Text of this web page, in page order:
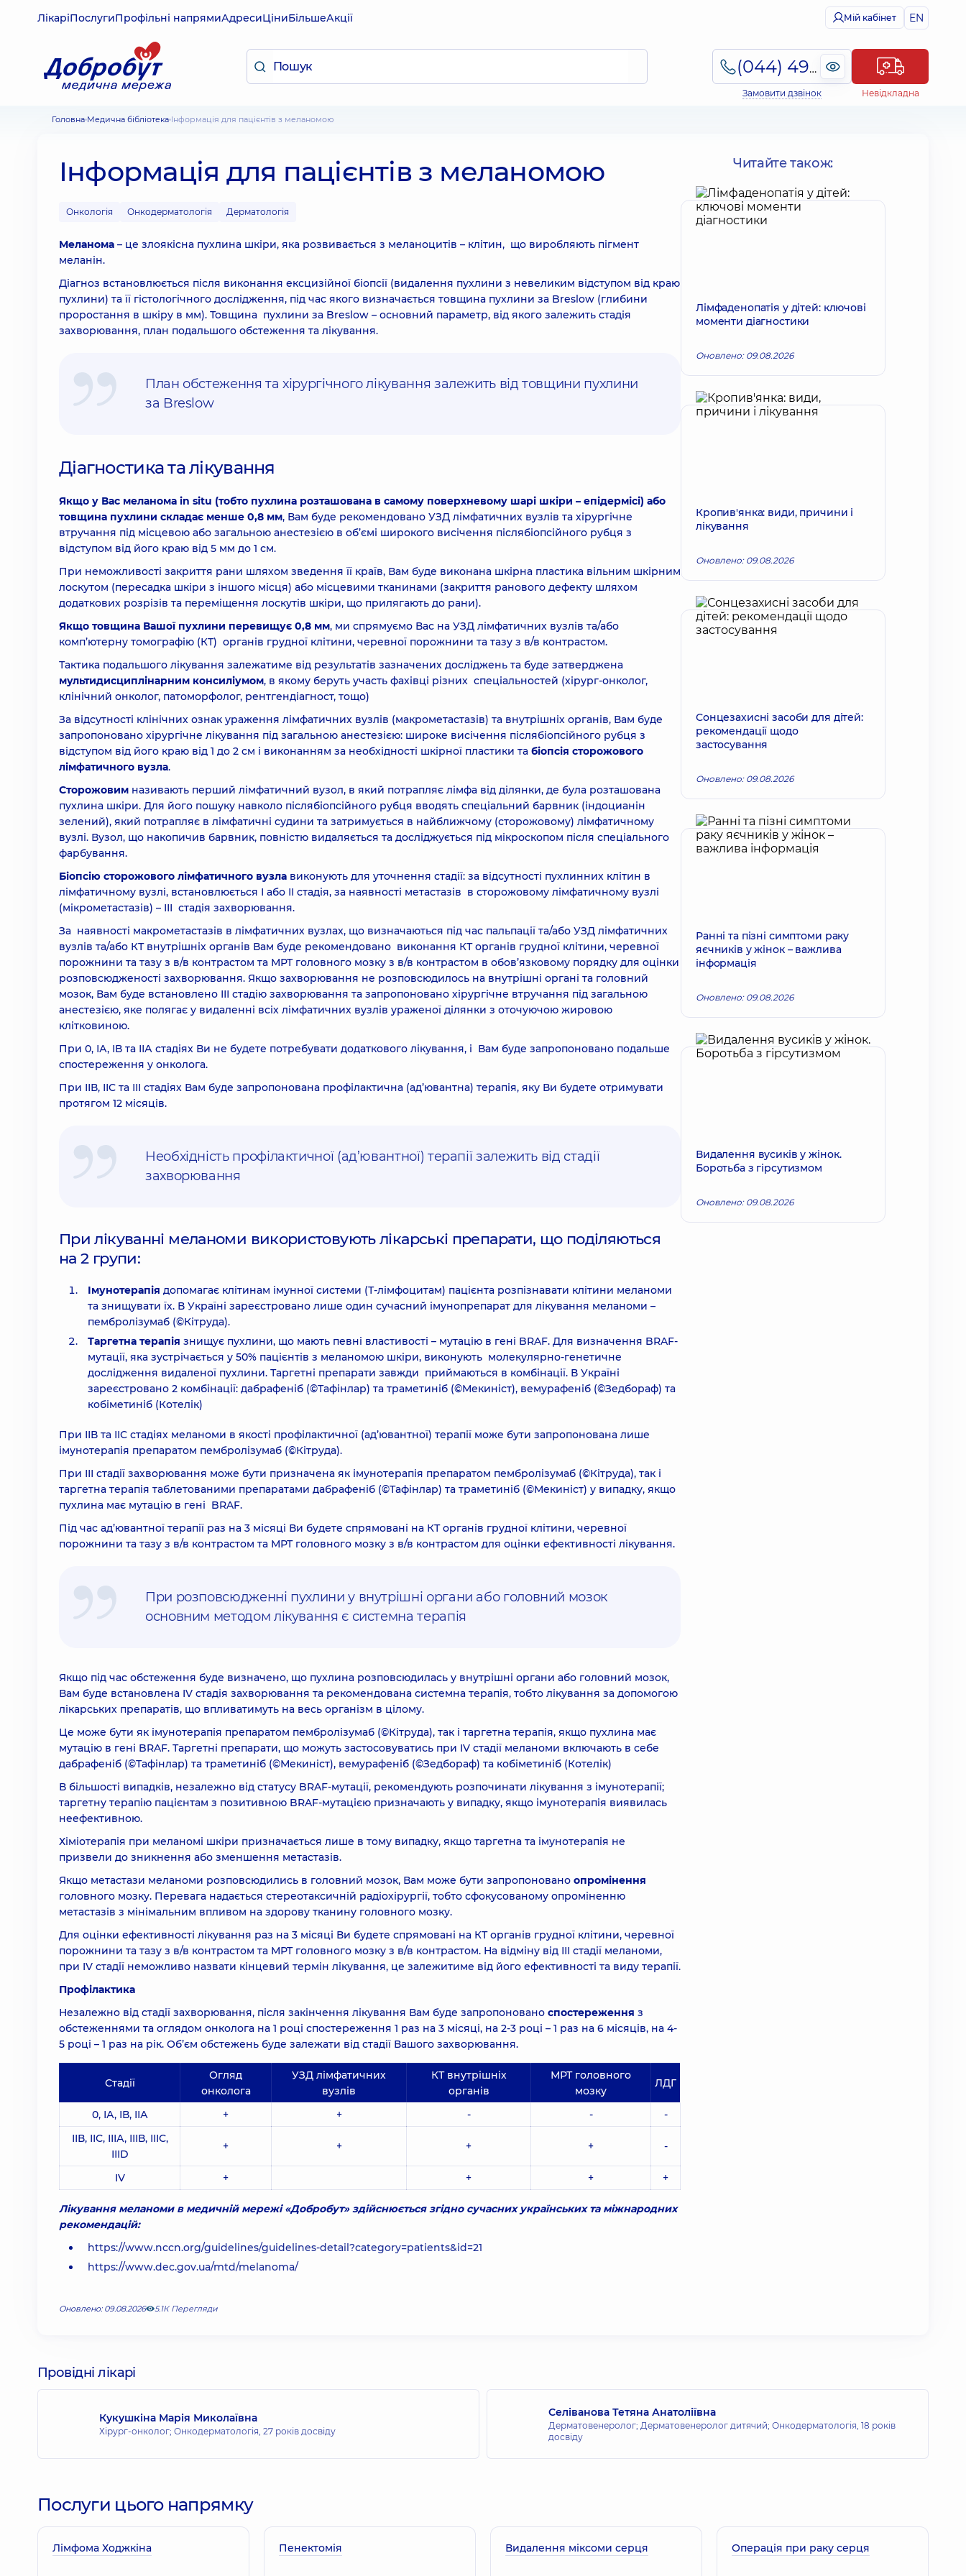
ЛікаріПослугиПрофільні напрямиАдресиЦіниБільшеАкції Мій кабінет EN
(044) 495-2-888
Замовити дзвінок Невідкладна
Головна Медична бібліотека Інформація для пацієнтів з меланомою
Інформація для пацієнтів з меланомою
Онкологія Онкодерматологія Дерматологія
Меланома – це злоякісна пухлина шкіри, яка розвивається з меланоцитів – клітин, що виробляють пігмент
меланін.
Діагноз встановлюється після виконання ексцизійної біопсії (видалення пухлини з невеликим відступом від краю
пухлини) та її гістологічного дослідження, під час якого визначається товщина пухлини за Breslow (глибини
проростання в шкіру в мм). Товщина пухлини за Breslow – основний параметр, від якого залежить стадія
захворювання, план подальшого обстеження та лікування.
План обстеження та хірургічного лікування залежить від товщини пухлини
за Breslow
Діагностика та лікування
Якщо у Вас меланома in situ (тобто пухлина розташована в самому поверхневому шарі шкіри – епідермісі) або
товщина пухлини складає менше 0,8 мм, Вам буде рекомендовано УЗД лімфатичних вузлів та хірургічне
втручання під місцевою або загальною анестезією в об’ємі широкого висічення післябіопсійного рубця з
відступом від його краю від 5 мм до 1 см.
При неможливості закриття рани шляхом зведення її країв, Вам буде виконана шкірна пластика вільним шкірним
лоскутом (пересадка шкіри з іншого місця) або місцевими тканинами (закриття ранового дефекту шляхом
додаткових розрізів та переміщення лоскутів шкіри, що прилягають до рани).
Якщо товщина Вашої пухлини перевищує 0,8 мм, ми спрямуємо Вас на УЗД лімфатичних вузлів та/або
комп’ютерну томографію (КТ) органів грудної клітини, черевної порожнини та тазу з в/в контрастом.
Тактика подальшого лікування залежатиме від результатів зазначених досліджень та буде затверджена
мультидисциплінарним консиліумом, в якому беруть участь фахівці різних спеціальностей (хірург-онколог,
клінічний онколог, патоморфолог, рентгендіагност, тощо)
За відсутності клінічних ознак ураження лімфатичних вузлів (макрометастазів) та внутрішніх органів, Вам буде
запропоновано хірургічне лікування під загальною анестезією: широке висічення післябіопсійного рубця з
відступом від його краю від 1 до 2 см і виконанням за необхідності шкірної пластики та біопсія сторожового
лімфатичного вузла.
Сторожовим називають перший лімфатичний вузол, в який потрапляє лімфа від ділянки, де була розташована
пухлина шкіри. Для його пошуку навколо післябіопсійного рубця вводять спеціальний барвник (індоцианін
зелений), який потрапляє в лімфатичні судини та затримується в найближчому (сторожовому) лімфатичному
вузлі. Вузол, що накопичив барвник, повністю видаляється та досліджується під мікроскопом після спеціального
фарбування.
Біопсію сторожового лімфатичного вузла виконують для уточнення стадії: за відсутності пухлинних клітин в
лімфатичному вузлі, встановлюється І або ІІ стадія, за наявності метастазів в сторожовому лімфатичному вузлі
(мікрометастазів) – ІІІ стадія захворювання.
За наявності макрометастазів в лімфатичних вузлах, що визначаються під час пальпації та/або УЗД лімфатичних
вузлів та/або КТ внутрішніх органів Вам буде рекомендовано виконання КТ органів грудної клітини, черевної
порожнини та тазу з в/в контрастом та МРТ головного мозку з в/в контрастом в обов’язковому порядку для оцінки
розповсюдженості захворювання. Якщо захворювання не розповсюдилось на внутрішні органі та головний
мозок, Вам буде встановлено ІІІ стадію захворювання та запропоновано хірургічне втручання під загальною
анестезією, яке полягає у видаленні всіх лімфатичних вузлів ураженої ділянки з оточуючою жировою
клітковиною.
При 0, ІА, ІВ та ІІА стадіях Ви не будете потребувати додаткового лікування, і Вам буде запропоновано подальше
спостереження у онколога.
При ІІВ, ІІС та ІІІ стадіях Вам буде запропонована профілактична (ад’ювантна) терапія, яку Ви будете отримувати
протягом 12 місяців.
Необхідність профілактичної (ад’ювантної) терапії залежить від стадії
захворювання
При лікуванні меланоми використовують лікарські препарати, що поділяються
на 2 групи:
Імунотерапія допомагає клітинам імунної системи (Т-лімфоцитам) пацієнта розпізнавати клітини меланоми
та знищувати їх. В Україні зареєстровано лише один сучасний імунопрепарат для лікування меланоми –
пембролізумаб (©Кітруда).
Таргетна терапія знищує пухлини, що мають певні властивості – мутацію в гені BRAF. Для визначення BRAF-
мутації, яка зустрічається у 50% пацієнтів з меланомою шкіри, виконують молекулярно-генетичне
дослідження видаленої пухлини. Таргетні препарати завжди приймаються в комбінації. В Україні
зареєстровано 2 комбінації: дабрафеніб (©Тафінлар) та траметиніб (©Мекиніст), вемурафеніб (©Зедбораф) та
кобіметиніб (Котелік)
При ІІВ та ІІС стадіях меланоми в якості профілактичної (ад’ювантної) терапії може бути запропонована лише
імунотерапія препаратом пембролізумаб (©Кітруда).
При ІІІ стадії захворювання може бути призначена як імунотерапія препаратом пембролізумаб (©Кітруда), так і
таргетна терапія таблетованими препаратами дабрафеніб (©Тафінлар) та траметиніб (©Мекиніст) у випадку, якщо
пухлина має мутацію в гені BRAF.
Під час ад’ювантної терапії раз на 3 місяці Ви будете спрямовані на КТ органів грудної клітини, черевної
порожнини та тазу з в/в контрастом та МРТ головного мозку з в/в контрастом для оцінки ефективності лікування.
При розповсюдженні пухлини у внутрішні органи або головний мозок
основним методом лікування є системна терапія
Якщо під час обстеження буде визначено, що пухлина розповсюдилась у внутрішні органи або головний мозок,
Вам буде встановлена IV стадія захворювання та рекомендована системна терапія, тобто лікування за допомогою
лікарських препаратів, що впливатимуть на весь організм в цілому.
Це може бути як імунотерапія препаратом пембролізумаб (©Кітруда), так і таргетна терапія, якщо пухлина має
мутацію в гені BRAF. Таргетні препарати, що можуть застосовуватись при IV стадії меланоми включають в себе
дабрафеніб (©Тафінлар) та траметиніб (©Мекиніст), вемурафеніб (©Зедбораф) та кобіметиніб (Котелік)
В більшості випадків, незалежно від статусу BRAF-мутації, рекомендують розпочинати лікування з імунотерапії;
таргетну терапію пацієнтам з позитивною BRAF-мутацією призначають у випадку, якщо імунотерапія виявилась
неефективною.
Хіміотерапія при меланомі шкіри призначається лише в тому випадку, якщо таргетна та імунотерапія не
призвели до зникнення або зменшення метастазів.
Якщо метастази меланоми розповсюдились в головний мозок, Вам може бути запропоновано опромінення
головного мозку. Перевага надається стереотаксичній радіохірургії, тобто сфокусованому опроміненню
метастазів з мінімальним впливом на здорову тканину головного мозку.
Для оцінки ефективності лікування раз на 3 місяці Ви будете спрямовані на КТ органів грудної клітини, черевної
порожнини та тазу з в/в контрастом та МРТ головного мозку з в/в контрастом. На відміну від ІІІ стадії меланоми,
при IV стадії неможливо назвати кінцевий термін лікування, це залежитиме від його ефективності та виду терапії.
Профілактика
Незалежно від стадії захворювання, після закінчення лікування Вам буде запропоновано спостереження з
обстеженнями та оглядом онколога на 1 році спостереження 1 раз на 3 місяці, на 2-3 році – 1 раз на 6 місяців, на 4-
5 році – 1 раз на рік. Об’єм обстежень буде залежати від стадії Вашого захворювання.
Стадії
Огляд
онколога
УЗД лімфатичних
вузлів
КТ внутрішніх
органів
МРТ головного
мозку
ЛДГ
0, ІА, ІВ, ІІА + + - -
-
ІІВ, ІІС, ІІІА, ІІІВ, ІІІС,
ІІІD
+ + + + -
IV + + + +
Лікування меланоми в медичній мережі «Добробут» здійснюється згідно сучасних українських та міжнародних
рекомендацій:
https://www.nccn.org/guidelines/guidelines-detail?category=patients&id=21
https://www.dec.gov.ua/mtd/melanoma/
Оновлено: 09.08.2026 5.1К Перегляди
Читайте також:
Лімфаденопатія у дітей: ключові
моменти діагностики
Оновлено: 09.08.2026
Кропив'янка: види, причини і
лікування
Оновлено: 09.08.2026
Сонцезахисні засоби для дітей:
рекомендації щодо
застосування
Оновлено: 09.08.2026
Ранні та пізні симптоми раку
яєчників у жінок – важлива
інформація
Оновлено: 09.08.2026
Видалення вусиків у жінок.
Боротьба з гірсутизмом
Оновлено: 09.08.2026
Провідні лікарі
Кукушкіна Марія Миколаївна
Хірург-онколог; Онкодерматологія, 27 років досвіду
Селіванова Тетяна Анатоліївна
Дерматовенеролог; Дерматовенеролог дитячий; Онкодерматологія, 18 років
досвіду
Послуги цього напрямку
Лімфома Ходжкіна Пенектомія Видалення міксоми серця Операція при раку серця